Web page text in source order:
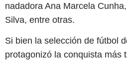
nadadora Ana Marcela
Silva, entre otras.
Si bien la selección de fútbol
protagonizó la conquista más